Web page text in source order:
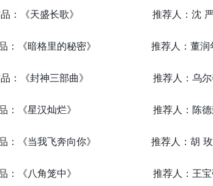
品：《天盛长歌》 推荐人：沈
品：《暗格里的秘密》 推荐人：董润
品：《封神三部曲》 推荐人：乌尔
作品：《星汉灿烂》 推荐人：陈德
品：《当我飞奔向你》 推荐人：胡 玫
作品：《八角笼中》 推荐人：王宝